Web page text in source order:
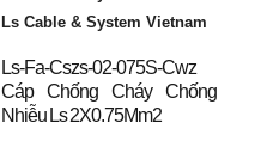
IEC60754-1
IEC60754-2
Ls Cable & System Vietnam
Ls-Fa-Cszs-02-075S-Cwz
Cáp Chống Cháy Chống
Nhiễu Ls 2X0.75Mm2